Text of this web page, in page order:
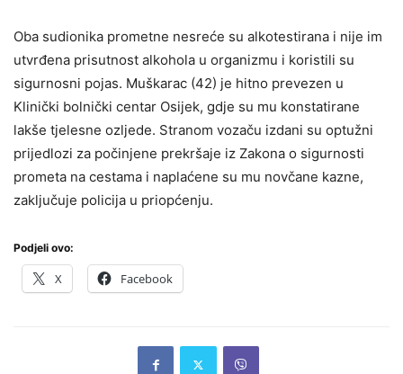
Oba sudionika prometne nesreće su alkotestirana i nije im
utvrđena prisutnost alkohola u organizmu i koristili su
sigurnosni pojas. Muškarac (42) je hitno prevezen u
Klinički bolnički centar Osijek, gdje su mu konstatirane
lakše tjelesne ozljede. Stranom vozaču izdani su optužni
prijedlozi za počinjene prekršaje iz Zakona o sigurnosti
prometa na cestama i naplaćene su mu novčane kazne,
zaključuje policija u priopćenju.
Podjeli ovo:
X Facebook